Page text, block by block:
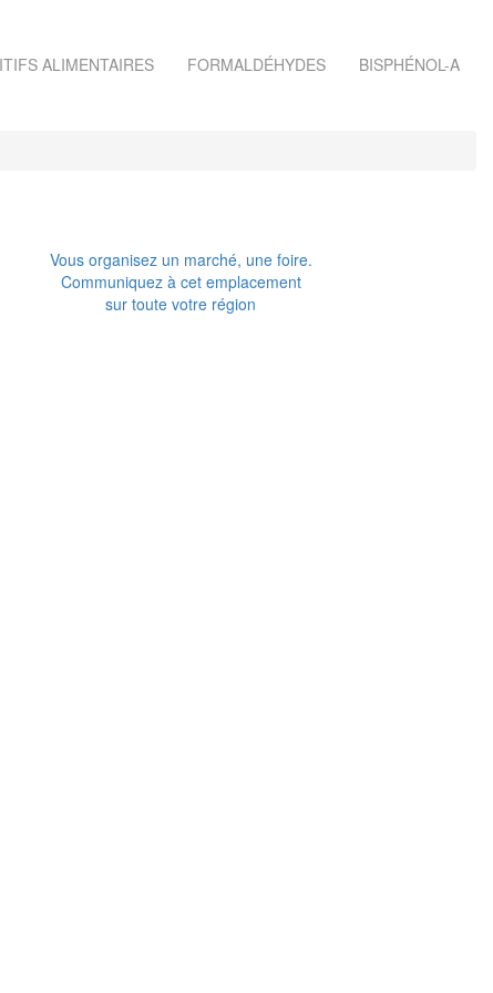
ALIMENTAIRES FORMALDÉHYDES BISPHÉNOL-A
Vous organisez un marché, une foire.
Communiquez à cet emplacement
sur toute votre région